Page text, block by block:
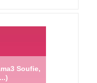
Soufie,